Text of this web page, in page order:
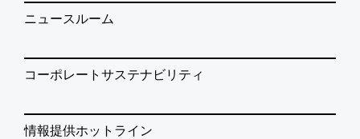
ニュースルーム
コーポレートサステナビリティ
情報提供ホットライン